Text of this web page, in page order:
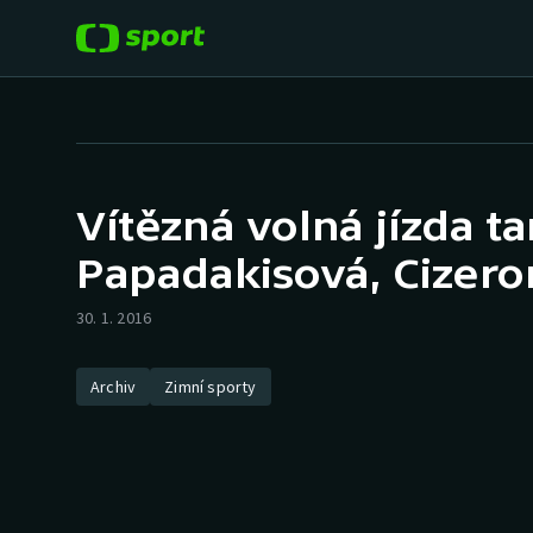
Hokej
Tenis
Cyklistika
Baseball a softbal
Basketbal
Vítězná volná jízda
Papadakisová,
30. 1. 2016
Archiv Zimní sporty